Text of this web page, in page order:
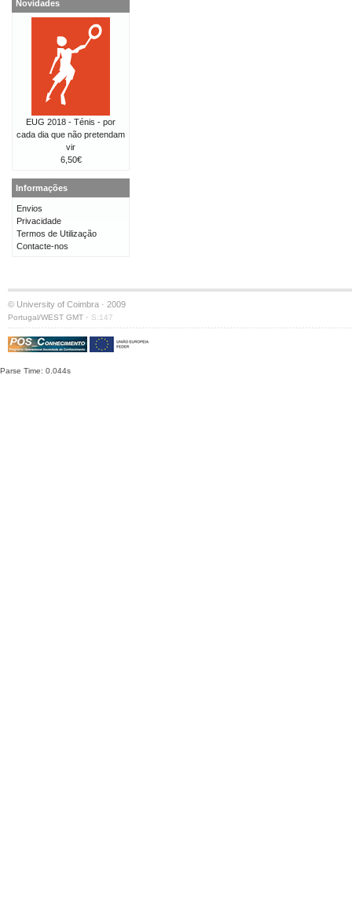
Novidades
EUG 2018 - Ténis - por
cada dia que não pretendam
vir
6,50€
Informações
Envios
Privacidade
Termos de Utilização
Contacte-nos
© University of Coimbra · 2009
Portugal/WEST GMT · S:147
Parse Time: 0.044s